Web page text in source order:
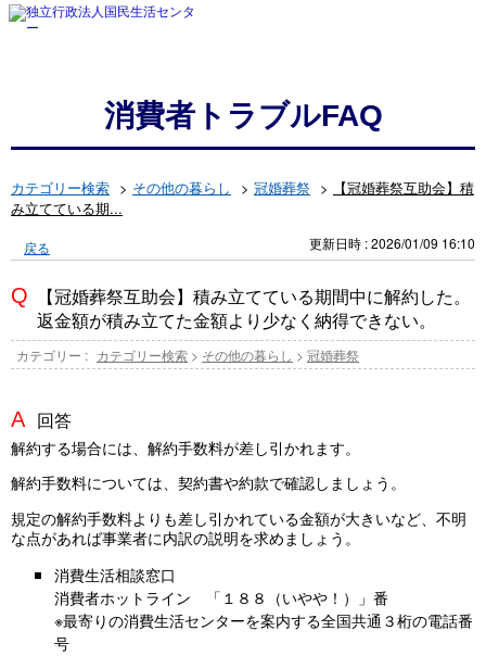
消費者トラブルFAQ
カテゴリー検索 > その他の暮らし > 冠婚葬祭 >
【冠婚葬祭互助会】積
み立てている期...
戻る 更新日時 : 2026/01/09 16:10
【冠婚葬祭互助会】積み立てている期間中に解約した。
返金額が積み立てた金額より少なく納得できない。
カテゴリー : カテゴリー検索 > その他の暮らし > 冠婚葬祭
回答
解約する場合には、解約手数料が差し引かれます。
解約手数料については、契約書や約款で確認しましょう。
規定の解約手数料よりも差し引かれている金額が大きいなど、不明
な点があれば事業者に内訳の説明を求めましょう。
消費生活相談窓口
消費者ホットライン 「１８８（いやや！）」番
※最寄りの消費生活センターを案内する全国共通３桁の電話番
号